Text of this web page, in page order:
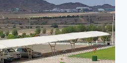
والحماية
المبتكرة